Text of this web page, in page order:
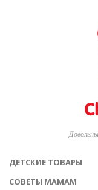
ДЕТСКИЕ ТОВАРЫ
СОВЕТЫ МАМАМ